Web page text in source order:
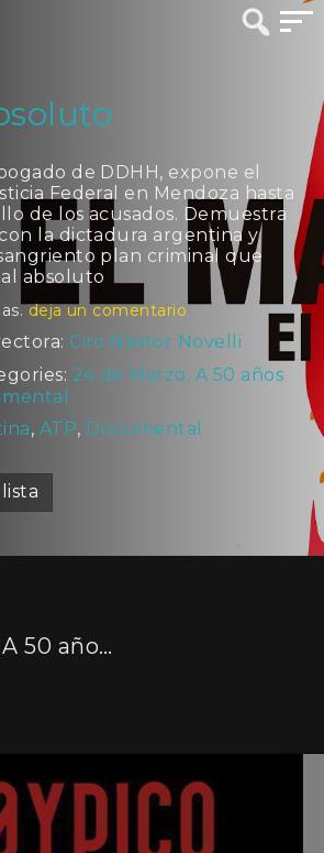
de DDHH, expone el
Federal en Mendoza hasta
de los acusados. Demuestra
la dictadura argentina y
plan criminal que
absoluto
deja un comentario
Ciro Néstor Novelli
24 de Marzo. A 50 años
, ATP, Documental
24 de Marzo. A 50 años del golpe